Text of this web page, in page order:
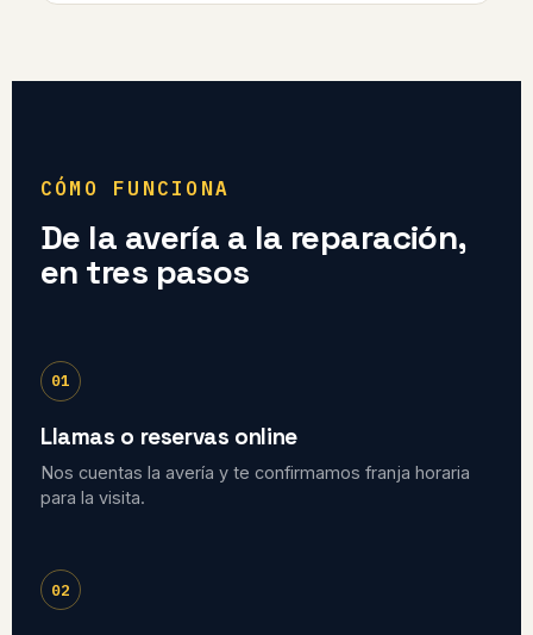
CÓMO FUNCIONA
De la avería a la reparación,
en tres pasos
01
Llamas o reservas online
Nos cuentas la avería y te confirmamos franja horaria
para la visita.
02